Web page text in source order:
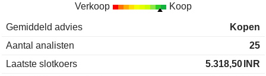
Verkoop Koop
Gemiddeld advies
Kopen
Aantal analisten
25
Laatste slotkoers
5.318,50 INR